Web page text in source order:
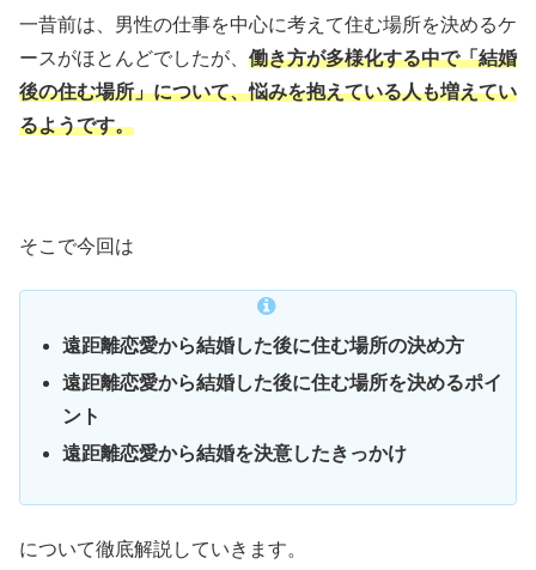
一昔前は、男性の仕事を中心に考えて住む場所を決めるケ
ースがほとんどでしたが、 働き方が多様化する中で「結婚
後の住む場所」について、悩みを抱えている人も増えてい
るようです。
そこで今回は
遠距離恋愛から結婚した後に住む場所の決め方
遠距離恋愛から結婚した後に住む場所を決めるポイ
ント
遠距離恋愛から結婚を決意したきっかけ
について徹底解説していきます。